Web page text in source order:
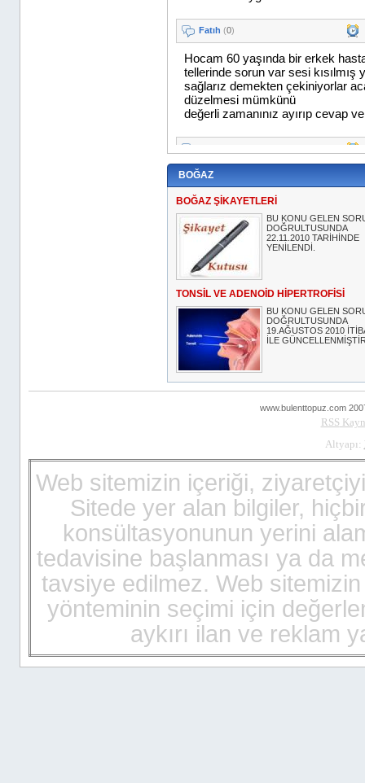
BOĞAZ
BOĞAZ ŞİKAYETLERİ
BU KONU GELEN
DOĞRULTUSUNDA
22.11.2010 TARİHİNDE
YENİLENDİ.
TONSİL VE ADENOİD HİPERTROFİSİ
BU KONU GELEN
DOĞRULTUSUNDA
19.AĞUSTOS 2010
İLE
www.bulenttopuz.com
RSS
Altyapı:
viagra
billigt
kamagra
kamagra
cialis
sverige
viagra
Web sitemizin içeriği,
Sitede yer alan bilgiler,
konsültasyonunun yerini
tedavisine başlanması ya da
tavsiye edilmez. Web
yönteminin seçimi için
aykırı ilan ve reklam